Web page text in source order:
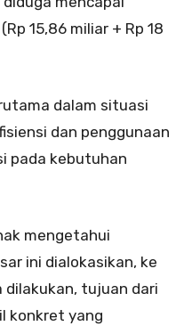
15,86 miliar + Rp 18
dalam situasi
dan penggunaan
pada kebutuhan
mengetahui
ini dialokasikan, ke
dilakukan, tujuan dari
konkret yang